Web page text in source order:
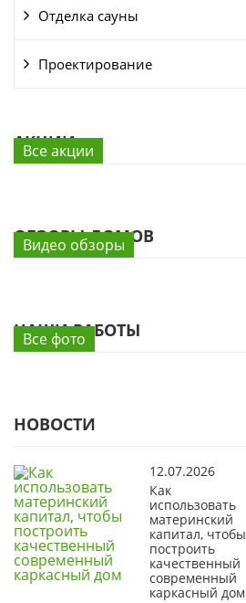
Отделка сауны
Проектирование
АКЦИИ
Все акции
ОБЗОРЫ ДОМОВ
Видео обзоры
НАШИ РАБОТЫ
Все фото
НОВОСТИ
12.07.2026
Как
использовать
материнский
капитал, чтобы
построить
качественный
современный
каркасный дом